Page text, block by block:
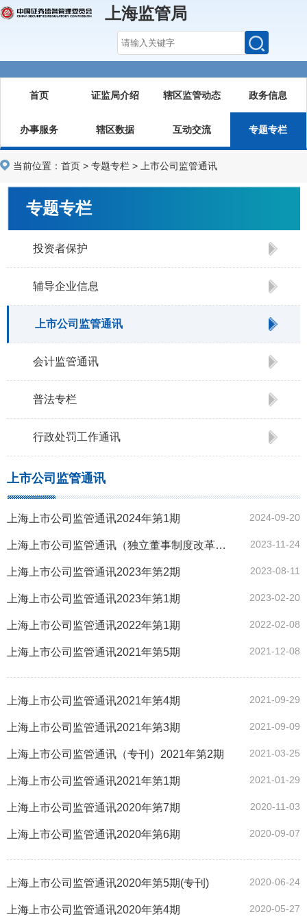
上海监管局
首页 证监局介绍 辖区监管动态 政务信息
办事服务 辖区数据 互动交流 专题专栏
当前位置： 首页 > 专题专栏 > 上市公司监管通讯
专题专栏
投资者保护
辅导企业信息
上市公司监管通讯
会计监管通讯
普法专栏
行政处罚工作通讯
上市公司监管通讯
上海上市公司监管通讯2024年第1期 2024-09-20
上海上市公司监管通讯（独立董事制度改革专刊）2023年第3期 2023-11-24
上海上市公司监管通讯2023年第2期 2023-08-11
上海上市公司监管通讯2023年第1期 2023-02-20
上海上市公司监管通讯2022年第1期 2022-02-08
上海上市公司监管通讯2021年第5期 2021-12-08
上海上市公司监管通讯2021年第4期 2021-09-29
上海上市公司监管通讯2021年第3期 2021-09-09
上海上市公司监管通讯（专刊）2021年第2期 2021-03-25
上海上市公司监管通讯2021年第1期 2021-01-29
上海上市公司监管通讯2020年第7期 2020-11-03
上海上市公司监管通讯2020年第6期 2020-09-07
上海上市公司监管通讯2020年第5期(专刊) 2020-06-24
上海上市公司监管通讯2020年第4期 2020-05-27